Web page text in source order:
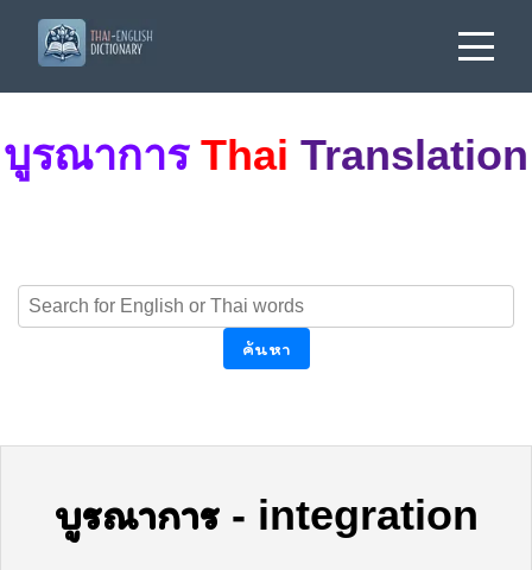
บูรณาการ Thai Translation
ค้นหา
บูรณาการ- integration